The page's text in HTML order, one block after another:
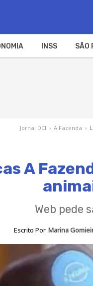
INSS SÃO
Jornal DCI › A Fazenda ›
A
Web pede
Escrito Por Marina